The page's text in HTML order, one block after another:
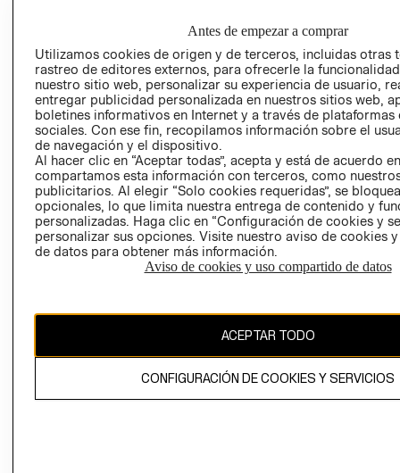
AVISO DE
LIBRO DE
Ecuador ($)
CAMBIAR REGIÓN
propiedad de H&M Hennes & Mauritz AB.
Antes de empezar a comprar
Utilizamos cookies de origen y de terceros, incluidas otras
rastreo de editores externos, para ofrecerle la
nuestro sitio web, personalizar su experiencia de usuario,
entregar publicidad personalizada en nuestros sitios web,
boletines informativos en Internet y a través de plataformas
sociales. Con ese fin, recopilamos información sobre el
de navegación y el dispositivo.
Al hacer clic en “Aceptar todas”, acepta y está de acuerdo
compartamos esta información con terceros, como
publicitarios. Al elegir “Solo cookies requeridas”, se
opcionales, lo que limita nuestra entrega de contenido y
personalizadas. Haga clic en “Configuración de cookies y
personalizar sus opciones. Visite nuestro aviso de cookies
de datos para obtener más información.
Aviso de cookies y uso compartido de datos
ACEPTAR TODO
CONFIGURACIÓN DE COOKIES Y SERVICIOS